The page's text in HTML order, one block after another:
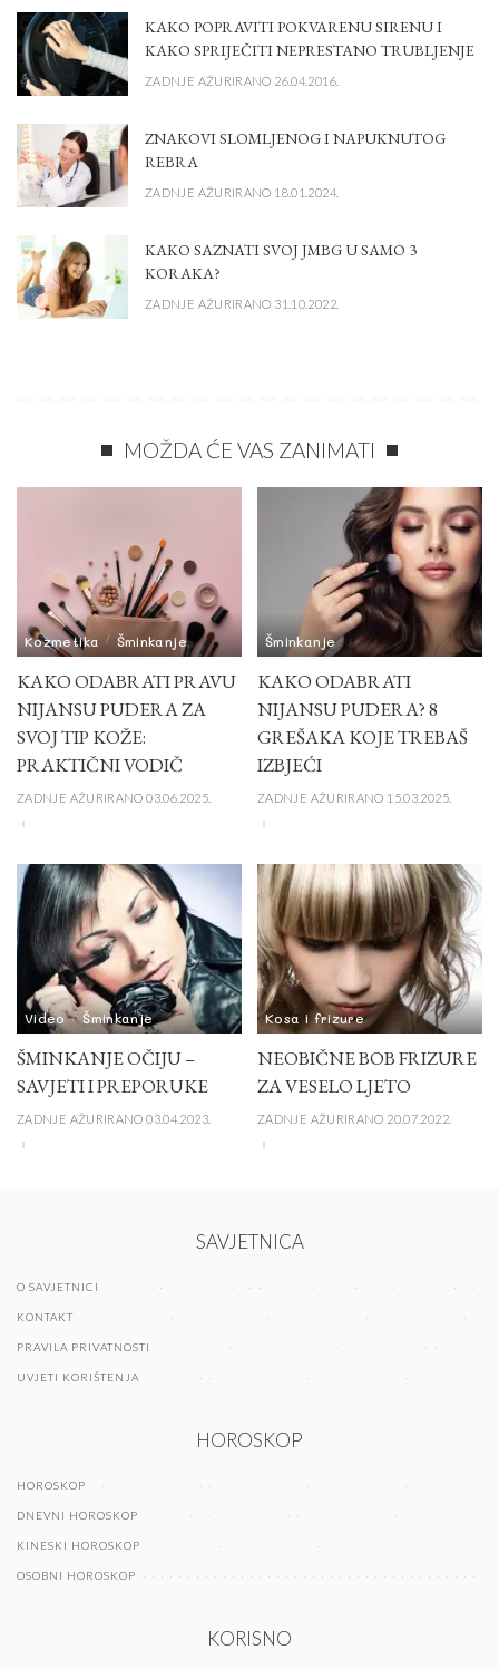
KAKO POPRAVITI POKVARENU SIRENU I
KAKO SPRIJEČITI NEPRESTANO TRUBLJENJE
ZADNJE AŽURIRANO 26.04.2016.
ZNAKOVI SLOMLJENOG I NAPUKNUTOG
REBRA
ZADNJE AŽURIRANO 18.01.2024.
KAKO SAZNATI SVOJ JMBG U SAMO 3
KORAKA?
ZADNJE AŽURIRANO 31.10.2022.
MOŽDA ĆE VAS ZANIMATI
Kozmetika Šminkanje
KAKO ODABRATI PRAVU
NIJANSU PUDERA ZA
SVOJ TIP KOŽE:
PRAKTIČNI VODIČ
ZADNJE AŽURIRANO 03.06.2025.
Šminkanje
KAKO ODABRATI
NIJANSU PUDERA? 8
GREŠAKA KOJE TREBAŠ
IZBJEĆI
ZADNJE AŽURIRANO 15.03.2025.
Video Šminkanje
ŠMINKANJE OČIJU –
SAVJETI I PREPORUKE
ZADNJE AŽURIRANO 03.04.2023.
Kosa i frizure
NEOBIČNE BOB FRIZURE
ZA VESELO LJETO
ZADNJE AŽURIRANO 20.07.2022.
SAVJETNICA
O SAVJETNICI
KONTAKT
PRAVILA PRIVATNOSTI
UVJETI KORIŠTENJA
HOROSKOP
HOROSKOP
DNEVNI HOROSKOP
KINESKI HOROSKOP
OSOBNI HOROSKOP
KORISNO